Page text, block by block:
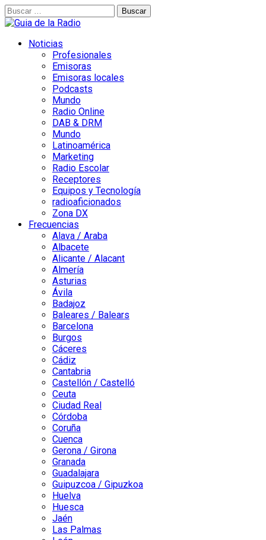
Buscar:
Noticias
Profesionales
Emisoras
Emisoras locales
Podcasts
Mundo
Radio Online
DAB & DRM
Mundo
Latinoamérica
Marketing
Radio Escolar
Receptores
Equipos y Tecnología
radioaficionados
Zona DX
Frecuencias
Alava / Araba
Albacete
Alicante / Alacant
Almería
Asturias
Ávila
Badajoz
Baleares / Balears
Barcelona
Burgos
Cáceres
Cádiz
Cantabria
Castellón / Castelló
Ceuta
Ciudad Real
Córdoba
Coruña
Cuenca
Gerona / Girona
Granada
Guadalajara
Guipuzcoa / Gipuzkoa
Huelva
Huesca
Jaén
Las Palmas